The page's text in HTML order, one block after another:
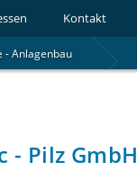
Kontakt
- Anlagenbau
- Pilz GmbH